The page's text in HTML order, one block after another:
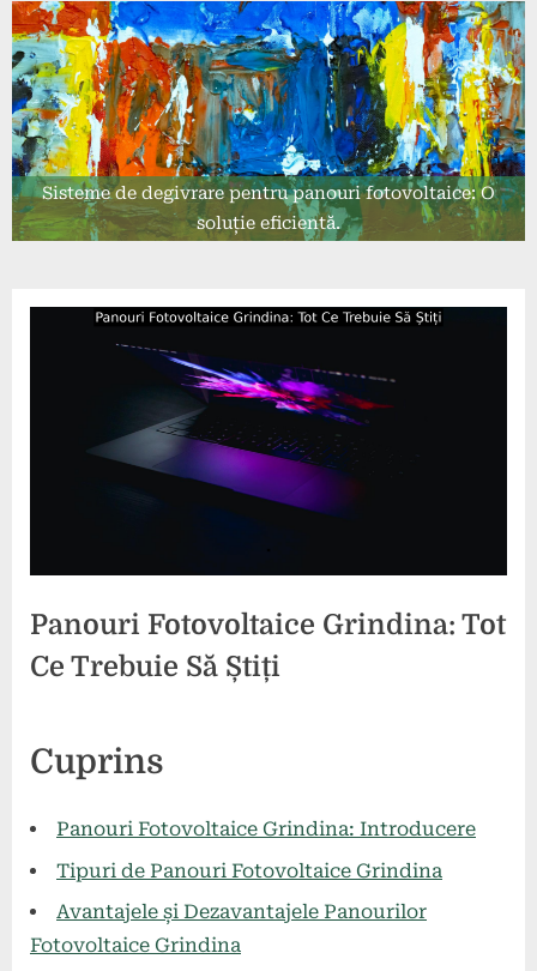
Sisteme de degivrare pentru panouri fotovoltaice: O
soluție eficientă.
Panouri Fotovoltaice Grindina: Tot
Ce Trebuie Să Știți
on
mai
comentariula
Fotovoltaice
Tot
Ce
Trebuie
Să
Cuprins
Panouri Fotovoltaice Grindina: Introducere
Tipuri de Panouri Fotovoltaice Grindina
Avantajele și Dezavantajele Panourilor
Fotovoltaice Grindina